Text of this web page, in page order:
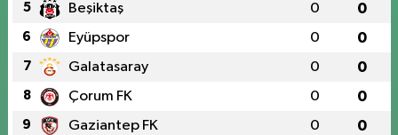
5 Beşiktaş 0 0
6 Eyüpspor 0 0
7 Galatasaray 0 0
8 Çorum FK 0 0
9 Gaziantep FK 0 0